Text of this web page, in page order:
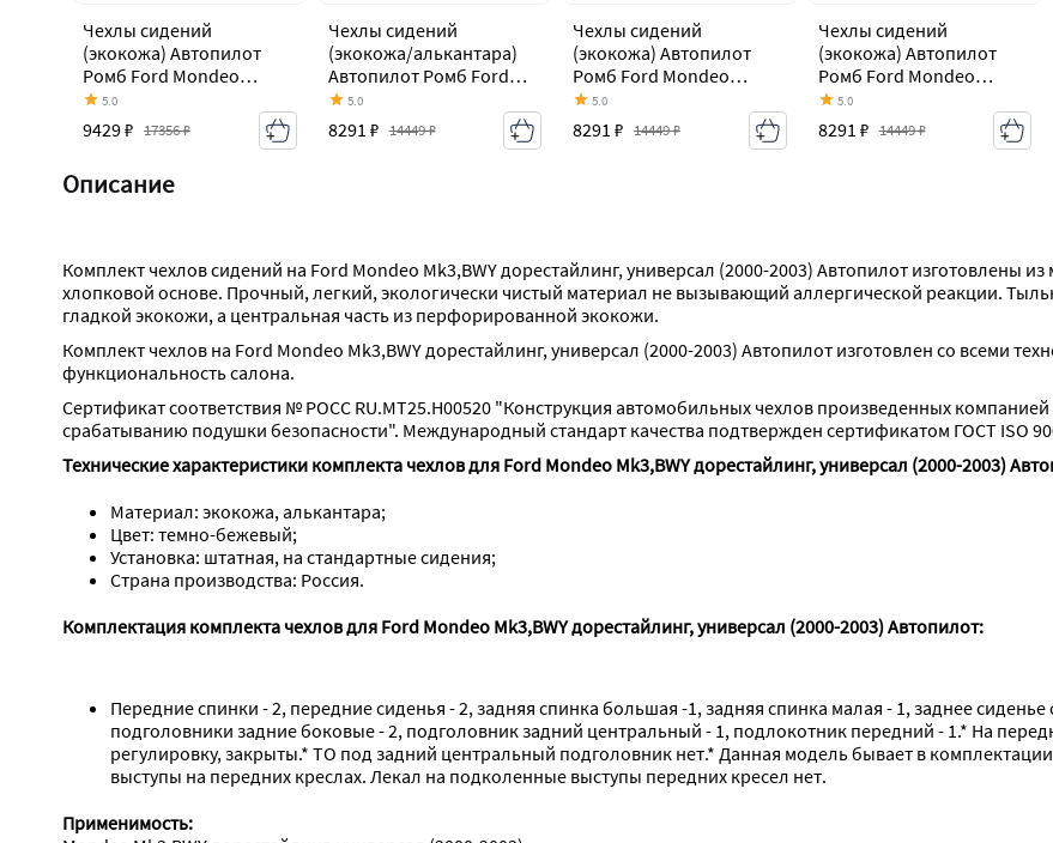
Чехлы сидений
(экокожа) Автопилот
Ромб Ford Mondeo
Mk3,BWY дорестайлинг,
универсал (2000-2003)
5.0
9429 ₽ 17356 ₽
Чехлы сидений
(экокожа/алькантара)
Автопилот Ромб Ford
Mondeo Mk3,BWY
дорестайлинг,
универсал (2000-2003)
5.0
8291 ₽ 14449 ₽
Чехлы сидений
(экокожа) Автопилот
Ромб Ford Mondeo
Mk3,BWY дорестайлинг,
универсал (2000-2003)
5.0
8291 ₽ 14449 ₽
Чехлы сидений
(экокожа) Автопилот
Ромб Ford Mondeo
Mk3,BWY дорестайлинг,
универсал (2000-2003)
5.0
8291 ₽ 14449 ₽
Описание
Комплект чехлов сидений на Ford Mondeo Mk3,BWY дорестайлинг, универсал (2000-2003) Автопилот изготовлены
хлопковой основе. Прочный, легкий, экологически чистый материал не вызывающий аллергической реакции.
гладкой экокожи, а центральная часть из перфорированной экокожи.
Комплект чехлов на Ford Mondeo Mk3,BWY дорестайлинг, универсал (2000-2003) Автопилот изготовлен со всеми
функциональность салона.
Сертификат соответствия № РОСС RU.МТ25.Н00520 "Конструкция автомобильных чехлов произведенных
срабатыванию подушки безопасности". Международный стандарт качества подтвержден сертификатом ГОСТ ISO
Технические характеристики комплекта чехлов для Ford Mondeo Mk3,BWY дорестайлинг, универсал (2000-2003)
Материал: экокожа, алькантара;
Цвет: темно-бежевый;
Установка: штатная, на стандартные сидения;
Страна производства: Россия.
Комплектация комплекта чехлов для Ford Mondeo Mk3,BWY дорестайлинг, универсал (2000-2003) Автопилот:
Передние спинки - 2, передние сиденья - 2, задняя спинка большая -1, задняя спинка малая - 1, заднее
подголовники задние боковые - 2, подголовник задний центральный - 1, подлокотник передний - 1.* На
регулировку, закрыты.* ТО под задний центральный подголовник нет.* Данная модель бывает в
выступы на передних креслах. Лекал на подколенные выступы передних кресел нет.
Применимость: